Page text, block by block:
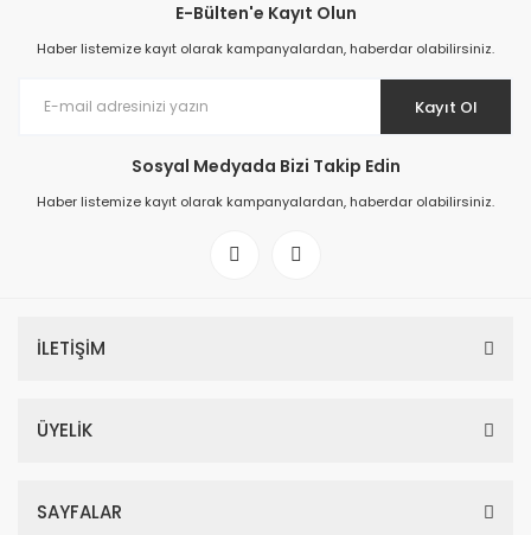
E-Bülten'e Kayıt Olun
Haber listemize kayıt olarak kampanyalardan, haberdar olabilirsiniz.
Kayıt Ol
Sosyal Medyada Bizi Takip Edin
Haber listemize kayıt olarak kampanyalardan, haberdar olabilirsiniz.
İLETİŞİM
ÜYELİK
SAYFALAR